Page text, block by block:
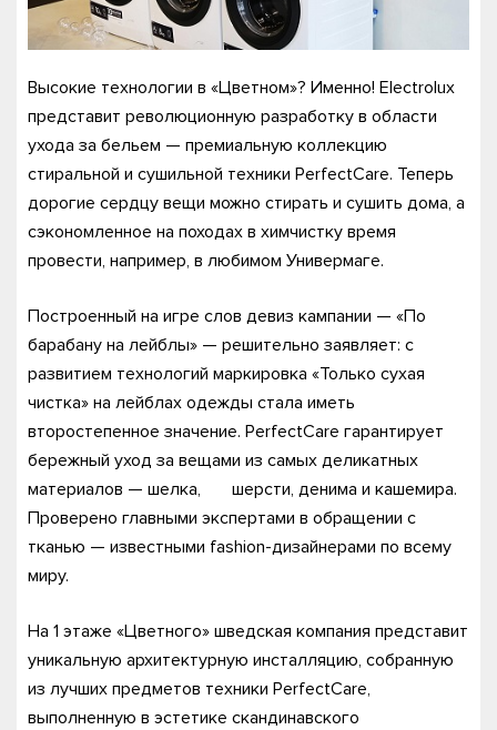
Высокие технологии в «Цветном»? Именно! Electrolux
представит революционную разработку в области
ухода за бельем — премиальную коллекцию
стиральной и сушильной техники PerfectCare. Теперь
дорогие сердцу вещи можно стирать и сушить дома, а
сэкономленное на походах в химчистку время
провести, например, в любимом Универмаге.
Построенный на игре слов девиз кампании — «По
барабану на лейблы» — решительно заявляет: с
развитием технологий маркировка «Только сухая
чистка» на лейблах одежды стала иметь
второстепенное значение. PerfectCare гарантирует
бережный уход за вещами из самых деликатных
материалов — шелка, шерсти, денима и кашемира.
Проверено главными экспертами в обращении с
тканью — известными fashion-дизайнерами по всему
миру.
На 1 этаже «Цветного» шведская компания представит
уникальную архитектурную инсталляцию, собранную
из лучших предметов техники PerfectCare,
выполненную в эстетике скандинавского